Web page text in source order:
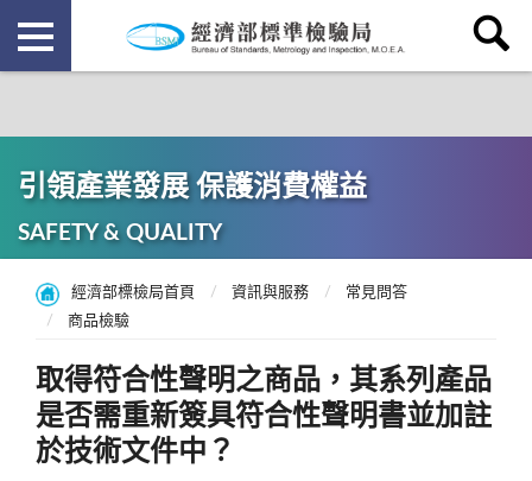
引領產業發展 保護消費權益
SAFETY & QUALITY
經濟部標檢局首頁 資訊與服務
常見問答
商品檢驗
取得符合性聲明之商品，其系列產品
是否需重新簽具符合性聲明書並加註
於技術文件中？